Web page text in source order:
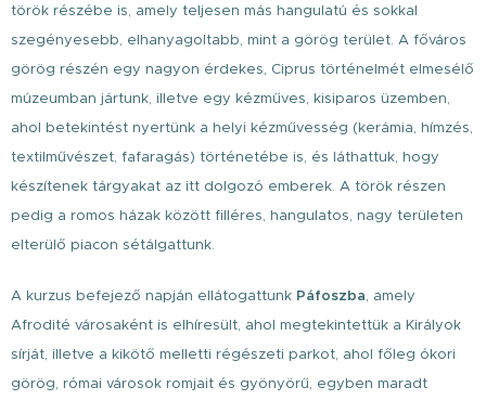
török részébe is, amely teljesen más hangulatú és sokkal
szegényesebb, elhanyagoltabb, mint a görög terület. A főváros
görög részén egy nagyon érdekes, Ciprus történelmét elmesélő
múzeumban jártunk, illetve egy kézműves, kisiparos üzemben,
ahol betekintést nyertünk a helyi kézművesség (kerámia, hímzés,
textilművészet, fafaragás) történetébe is, és láthattuk, hogy
készítenek tárgyakat az itt dolgozó emberek. A török részen
pedig a romos házak között filléres, hangulatos, nagy területen
elterülő piacon sétálgattunk.
A kurzus befejező napján ellátogattunk Páfoszba, amely
Afrodité városaként is elhíresült, ahol megtekintettük a Királyok
sírját, illetve a kikötő melletti régészeti parkot, ahol főleg ókori
görög, római városok romjait és gyönyörű, egyben maradt